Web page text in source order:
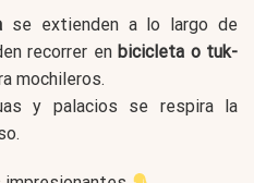
se extienden a lo largo de
recorrer en bicicleta o tuk-
mochileros.
y palacios se respira la